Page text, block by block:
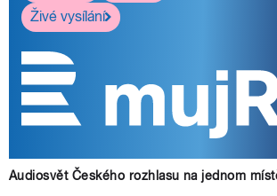
Živé vysílání
Audiosvět Českého rozhlasu na jednom